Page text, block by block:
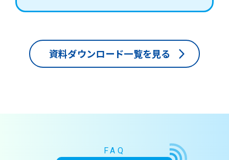
資料ダウンロード一覧を見る
FAQ